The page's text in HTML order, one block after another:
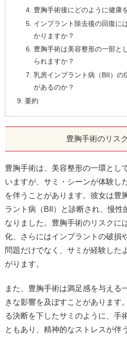
豊胸手術後にどのように健康
インプラント除去後の回復に
かりますか？
豊胸手術は美容整形の一部と
られますか？
乳房インプラント病（BII）の
があるのか？
要約
豊胸手術のリス
豊胸手術は、美容整形の一環とし
いますが、サミ・シーンが体験し
を伴うことがあります。彼女は豊
ラント病（BII）と診断され、慢性
なりました。豊胸手術のリスクに
化、さらにはインプラントの破損
問題だけでなく、サミが経験した
がります。
また、豊胸手術は満足感を与える
きな影響を及ぼすことがあります
る決断を下したサミのように、手
ともあり、精神的なストレスが伴